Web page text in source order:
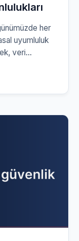
her
uyumluluk
veri
kritik öneme
Bu